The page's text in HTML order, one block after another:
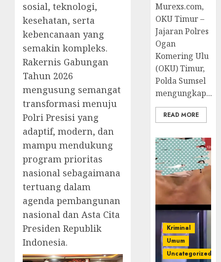
sosial, teknologi,
kesehatan, serta
kebencanaan yang
semakin kompleks.
Rakernis Gabungan
Tahun 2026
mengusung semangat
transformasi menuju
Polri Presisi yang
adaptif, modern, dan
mampu mendukung
program prioritas
nasional sebagaimana
tertuang dalam
agenda pembangunan
nasional dan Asta Cita
Presiden Republik
Indonesia.
Murexs.com,
OKU Timur –
Jajaran Polres
Ogan
Komering Ulu
(OKU) Timur,
Polda Sumsel
mengungkap...
READ MORE
Kriminal
Umum
Uncategorized